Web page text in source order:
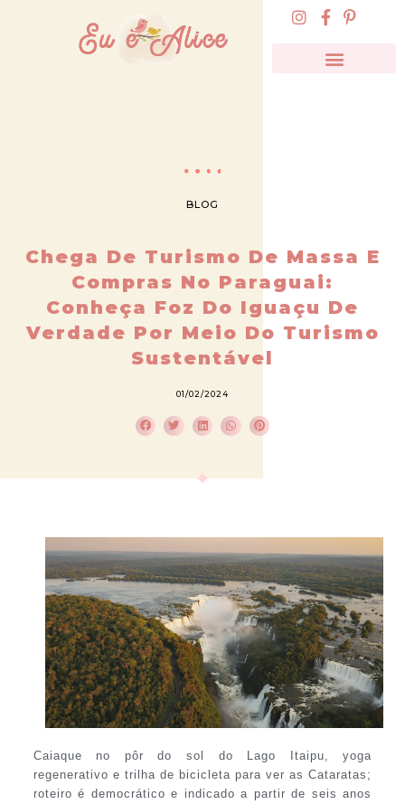
BLOG
Chega De Turismo De Massa E
Compras No Paraguai:
Conheça Foz Do Iguaçu De
Verdade Por Meio Do Turismo
Sustentável
01/02/2024
Caiaque no pôr do sol do Lago Itaipu, yoga
regenerativo e trilha de bicicleta para ver as Cataratas;
roteiro é democrático e indicado a partir de seis anos